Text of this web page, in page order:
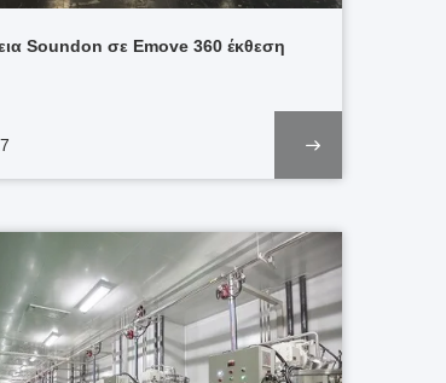
Soundon σε Emove 360 έκθεση